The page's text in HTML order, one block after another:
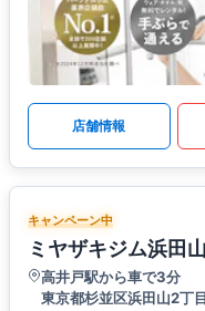
店舗情報
キャンペーン中
ミヤザキジム浜田
高井戸駅から車で3分
東京都杉並区浜田山2丁